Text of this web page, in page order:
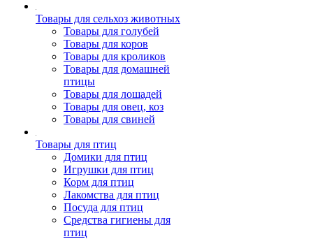
Товары для сельхоз животных
Товары для голубей
Товары для коров
Товары для кроликов
Товары для домашней
птицы
Товары для лошадей
Товары для овец, коз
Товары для свиней
Товары для птиц
Домики для птиц
Игрушки для птиц
Корм для птиц
Лакомства для птиц
Посуда для птиц
Средства гигиены для
птиц